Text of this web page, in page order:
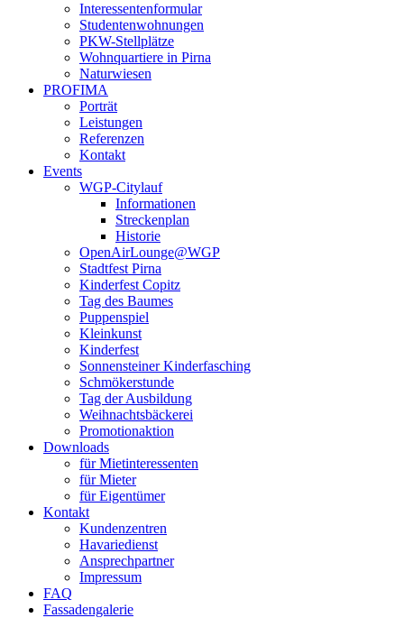
Interessentenformular
Studentenwohnungen
PKW-Stellplätze
Wohnquartiere in Pirna
Naturwiesen
PROFIMA
Porträt
Leistungen
Referenzen
Kontakt
Events
WGP-Citylauf
Informationen
Streckenplan
Historie
OpenAirLounge@WGP
Stadtfest Pirna
Kinderfest Copitz
Tag des Baumes
Puppenspiel
Kleinkunst
Kinderfest
Sonnensteiner Kinderfasching
Schmökerstunde
Tag der Ausbildung
Weihnachtsbäckerei
Promotionaktion
Downloads
für Mietinteressenten
für Mieter
für Eigentümer
Kontakt
Kundenzentren
Havariedienst
Ansprechpartner
Impressum
FAQ
Fassadengalerie